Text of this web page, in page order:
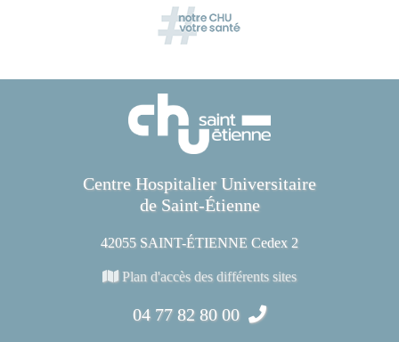
Centre Hospitalier Universitaire
de Saint-Étienne
42055 SAINT-ÉTIENNE Cedex 2
Plan d'accès des différents sites
04 77 82 80 00